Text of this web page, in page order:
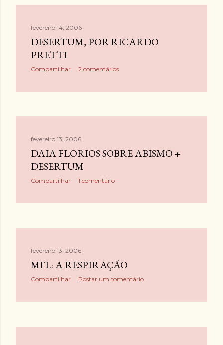
fevereiro 14, 2006
DESERTUM, POR RICARDO
PRETTI
Compartilhar 2 comentários
fevereiro 13, 2006
DAIA FLORIOS SOBRE ABISMO +
DESERTUM
Compartilhar 1 comentário
fevereiro 13, 2006
MFL: A RESPIRAÇÃO
Compartilhar Postar um comentário